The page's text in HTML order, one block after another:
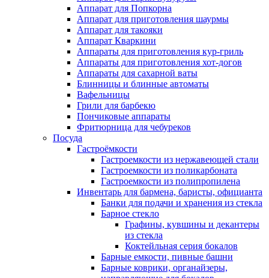
Аппарат для Попкорна
Аппарат для приготовления шаурмы
Аппарат для такояки
Аппарат Кваркини
Аппараты для приготовления кур-гриль
Аппараты для приготовления хот-догов
Аппараты для сахарной ваты
Блинницы и блинные автоматы
Вафельницы
Грили для барбекю
Пончиковые аппараты
Фритюрница для чебуреков
Посуда
Гастроёмкости
Гастроемкости из нержавеющей стали
Гастроемкости из поликарбоната
Гастроемкости из полипропилена
Инвентарь для бармена, баристы, официанта
Банки для подачи и хранения из стекла
Барное стекло
Графины, кувшины и декантеры
из стекла
Коктейльная серия бокалов
Барные емкости, пивные башни
Барные коврики, органайзеры,